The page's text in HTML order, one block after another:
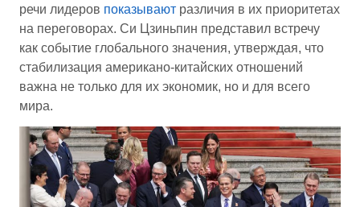
речи лидеров показывают различия в их приоритетах
на переговорах. Си Цзиньпин представил встречу
как событие глобального значения, утверждая, что
стабилизация американо-китайских отношений
важна не только для их экономик, но и для всего
мира.